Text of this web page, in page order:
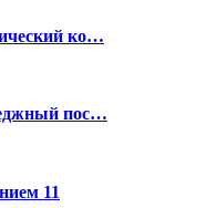
ко…
пос…
11